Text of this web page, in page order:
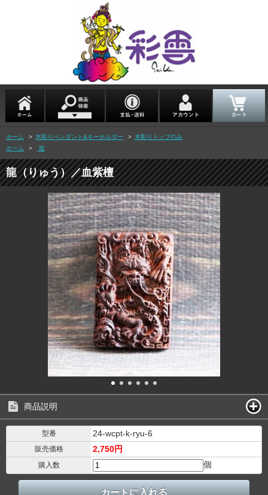
ホーム > 木彫りペンダント&キーホルダー > 木彫りトップのみ
ホーム
> 龍
龍（りゅう）／血紫檀
商品説明
型番 24-wcpt-k-ryu-6
販売価格 2,750円
購入数 個